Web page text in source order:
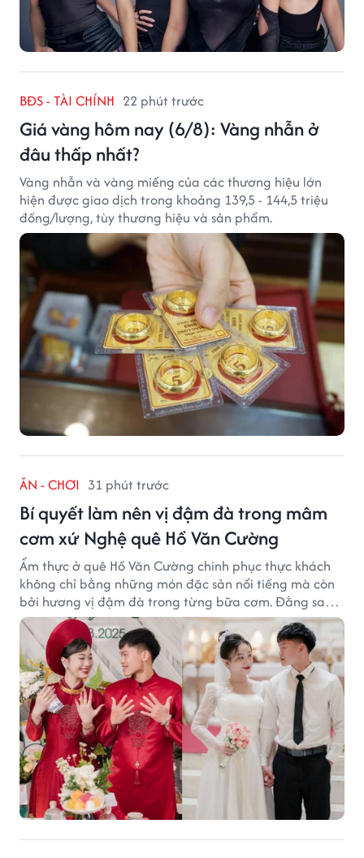
BĐS - TÀI CHÍNH 22 phút trước
Giá vàng hôm nay (6/8): Vàng nhẫn ở
đâu thấp nhất?
Vàng nhẫn và vàng miếng của các thương hiệu lớn
hiện được giao dịch trong khoảng 139,5 - 144,5 triệu
đồng/lượng, tùy thương hiệu và sản phẩm.
ĂN - CHƠI 31 phút trước
Bí quyết làm nên vị đậm đà trong mâm
cơm xứ Nghệ quê Hồ Văn Cường
Ẩm thực ở quê Hồ Văn Cường chinh phục thực khách
không chỉ bằng những món đặc sản nổi tiếng mà còn
bởi hương vị đậm đà trong từng bữa cơm. Đằng sau
nét giản dị ấy là những bí quyết được người dân gìn
giữ qua nhiều thế hệ.